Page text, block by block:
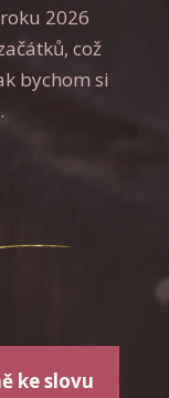
2026
což
bychom si
ke slovu